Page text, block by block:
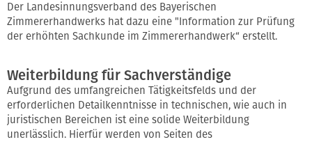
Der Landesinnungsverband des Bayerischen
Zimmererhandwerks hat dazu eine "Information zur Prüfung
der erhöhten Sachkunde im Zimmererhandwerk“ erstellt.
Weiterbildung für Sachverständige
Aufgrund des umfangreichen Tätigkeitsfelds und der
erforderlichen Detailkenntnisse in technischen, wie auch in
juristischen Bereichen ist eine solide Weiterbildung
unerlässlich. Hierfür werden von Seiten des